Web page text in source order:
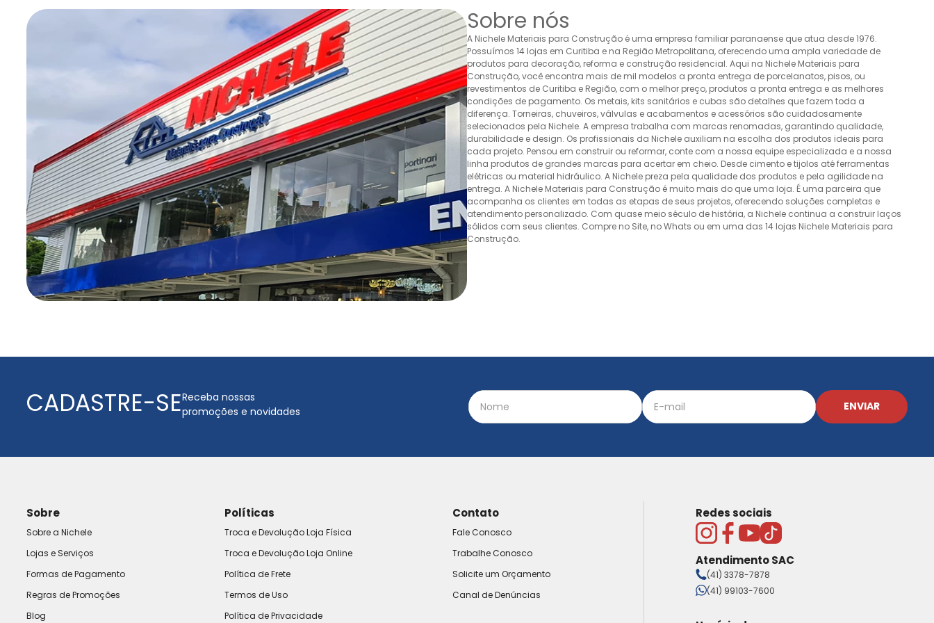
Sobre nós
A Nichele Materiais para Construção é uma empresa familiar paranaense que atua desde 1976.
Possuímos 14 lojas em Curitiba e na Região Metropolitana, oferecendo uma ampla variedade de
produtos para decoração, reforma e construção residencial. Aqui na Nichele Materiais para
Construção, você encontra mais de mil modelos a pronta entrega de porcelanatos, pisos, ou
revestimentos de Curitiba e Região, com o melhor preço, produtos a pronta entrega e as melhores
condições de pagamento. Os metais, kits sanitários e cubas são detalhes que fazem toda a
diferença. Torneiras, chuveiros, válvulas e acabamentos e acessórios são cuidadosamente
selecionados pela Nichele. A empresa trabalha com marcas renomadas, garantindo qualidade,
durabilidade e design. Os profissionais da Nichele auxiliam na escolha dos produtos ideais para
cada projeto. Pensou em construir ou reformar, conte com a nossa equipe especializada e a nossa
linha produtos de grandes marcas para acertar em cheio. Desde cimento e tijolos até ferramentas
elétricas ou material hidráulico. A Nichele preza pela qualidade dos produtos e pela agilidade na
entrega. A Nichele Materiais para Construção é muito mais do que uma loja. É uma parceira que
acompanha os clientes em todas as etapas de seus projetos, oferecendo soluções completas e
atendimento personalizado. Com quase meio século de história, a Nichele continua a construir laços
sólidos com seus clientes. Compre no Site, no Whats ou em uma das 14 lojas Nichele Materiais para
Construção.
CADASTRE-SEReceba nossas
promoções e novidades
ENVIAR
Sobre
Sobre a Nichele
Lojas e Serviços
Formas de Pagamento
Regras de Promoções
Blog
Políticas
Troca e Devolução Loja Física
Troca e Devolução Loja Online
Política de Frete
Termos de Uso
Política de Privacidade
Contato
Fale Conosco
Trabalhe Conosco
Solicite um Orçamento
Canal de Denúncias
Redes sociais
Atendimento SAC
(41) 3378-7878
(41) 99103-7600